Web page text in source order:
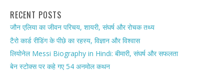
RECENT POSTS
जौन एलिया का जीवन परिचय, शायरी, संघर्ष और रोचक तथ्य
टैरो कार्ड रीडिंग के पीछे का रहस्य, विज्ञान और विश्वास
लियोनेल Messi Biography in Hindi: बीमारी, संघर्ष और सफलता
बेन स्टोक्स पर कहे गए 54 अनमोल कथन